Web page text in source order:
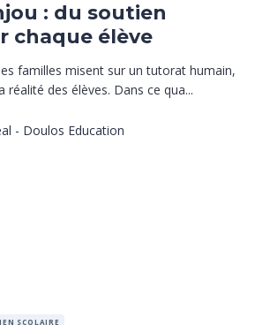
: du soutien
chaque élève
familles misent sur un tutorat humain,
des élèves. Dans ce qua...
SCOLAIRE